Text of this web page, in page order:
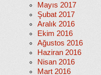
Mayıs 2017
Şubat 2017
Aralık 2016
Ekim 2016
Ağustos 2016
Haziran 2016
Nisan 2016
Mart 2016